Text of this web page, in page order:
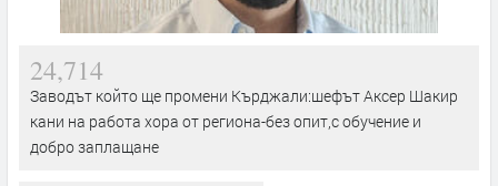
24,714
Заводът който ще промени Кърджали:шефът Аксер Шакир
кани на работа хора от региона-без опит,с обучение и
добро заплащане